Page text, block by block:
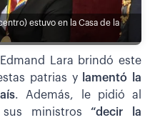
estuvo en la Casa de la
Lara brindó este
patrias y
lamentó la
. Además, le pidió al
sus ministros“decir la